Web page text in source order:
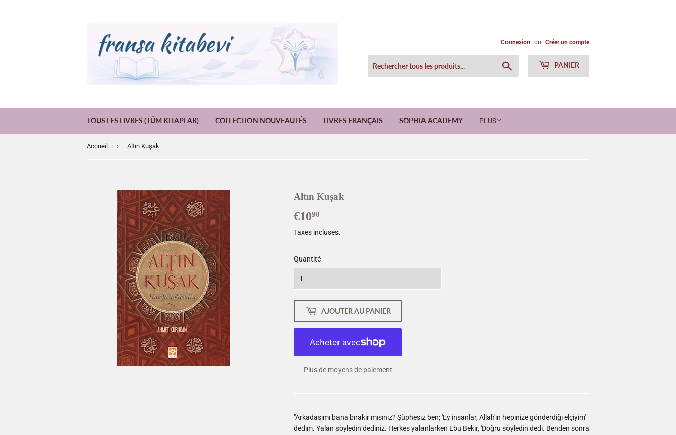
Connexion ou Créer un compte
Chercher PANIER
TOUS LES LIVRES (TÜM KITAPLAR) COLLECTION NOUVEAUTÉS LIVRES FRANÇAIS SOPHIA ACADEMY PLUS
Accueil › Altın Kuşak
Altın Kuşak
€1090
Taxes incluses.
Quantité
AJOUTER AU PANIER
Plus de moyens de paiement
"Arkadaşımı bana bırakır mısınız? Şüphesiz ben; 'Ey insanlar, Allah'ın hepinize gönderdiği elçiyim'
dedim. Yalan söyledin dediniz. Herkes yalanlarken Ebu Bekir, 'Doğru söyledin dedi. Benden sonra